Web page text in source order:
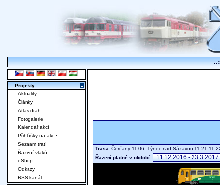
Trasa: Čerčany 11.06, Týnec nad Sázavou 11.21-
Řazení platné v období:
:. Projekty
Aktuality
Články
Atlas drah
Fotogalerie
Kalendář akcí
Přihlášky na akce
Seznam tratí
Řazení vlaků
eShop
Odkazy
RSS kanál